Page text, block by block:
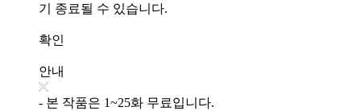
기 종료될 수 있습니다.
확인
안내
- 본 작품은 1~25화 무료입니다.